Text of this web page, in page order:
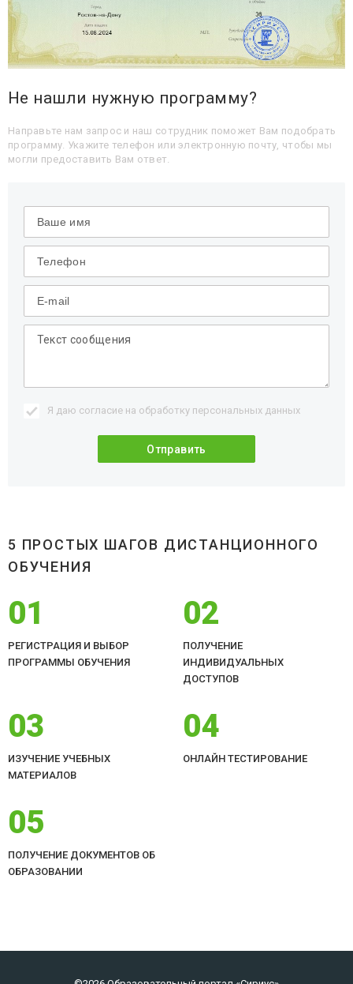
Не нашли нужную программу?
Направьте нам запрос и наш сотрудник поможет Вам подобрать
программу. Укажите телефон или электронную почту, чтобы мы
могли предоставить Вам ответ.
Я даю согласие на обработку персональных данных
5 ПРОСТЫХ ШАГОВ ДИСТАНЦИОННОГО
ОБУЧЕНИЯ
01
РЕГИСТРАЦИЯ И ВЫБОР
ПРОГРАММЫ ОБУЧЕНИЯ
02
ПОЛУЧЕНИЕ
ИНДИВИДУАЛЬНЫХ
ДОСТУПОВ
03
ИЗУЧЕНИЕ УЧЕБНЫХ
МАТЕРИАЛОВ
04
ОНЛАЙН ТЕСТИРОВАНИЕ
05
ПОЛУЧЕНИЕ ДОКУМЕНТОВ ОБ
ОБРАЗОВАНИИ